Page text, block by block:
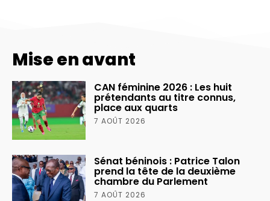
Mise en avant
CAN féminine 2026 : Les huit
prétendants au titre connus,
place aux quarts
7 AOÛT 2026
Sénat béninois : Patrice Talon
prend la tête de la deuxième
chambre du Parlement
7 AOÛT 2026